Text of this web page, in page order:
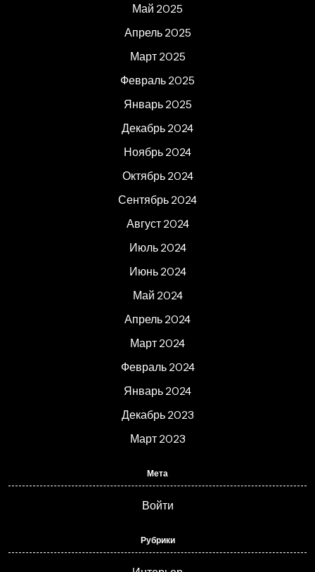
Май 2025
Апрель 2025
Март 2025
Февраль 2025
Январь 2025
Декабрь 2024
Ноябрь 2024
Октябрь 2024
Сентябрь 2024
Август 2024
Июль 2024
Июнь 2024
Май 2024
Апрель 2024
Март 2024
Февраль 2024
Январь 2024
Декабрь 2023
Март 2023
Мета
Войти
Рубрики